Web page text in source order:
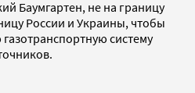
Баумгартен, не на границу
России и Украины, чтобы
систему